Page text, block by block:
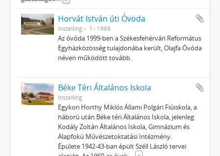
Horvát István úti Óvoda
Instelling ? - 1999
Az óvóda 1999-ben a Székesfehérvári Református
Egyházközösség tulajdonába került, Olajfa Óvóda
néven működött tovább.
Béke Téri Általános Iskola
Instelling
Egykori Horthy Miklós Állami Polgári Fiúiskola, a
háború után Béke téri Általános Iskola, jelenleg
Kodály Zoltán Általános Iskola, Gimnázium és
Alapfokú Művészetoktatási Intézmény.
Épülete 1942-43-ban épült Széll László tervei